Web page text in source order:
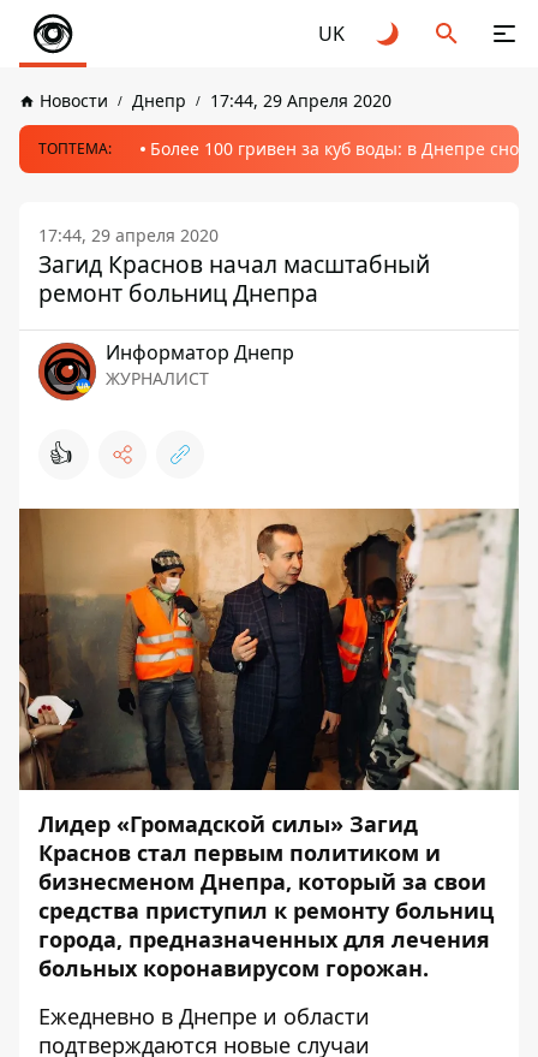
UK
Новости Днепр 17:44, 29 Апреля 2020
ТОПТЕМА: Более 100 гривен за куб воды: в Днепре
17:44, 29 апреля 2020
Загид Краснов начал масштабный
ремонт больниц Днепра
Информатор Днепр
ЖУРНАЛИСТ
👍
Лидер «Громадской силы» Загид
Краснов стал первым политиком и
бизнесменом Днепра, который за свои
средства приступил к ремонту больниц
города, предназначенных для лечения
больных коронавирусом горожан.
Ежедневно в Днепре и области
подтверждаются новые случаи